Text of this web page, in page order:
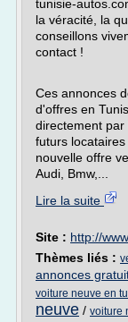
tunisie-
la véracité, la
conseillons
contact !
Ces annonces
d'offres en
directement
futurs
nouvelle offre
Audi, Bmw,...
Lire la suite
Site : http://
Thèmes liés :
annonces
voiture neuve en
neuve / voiture